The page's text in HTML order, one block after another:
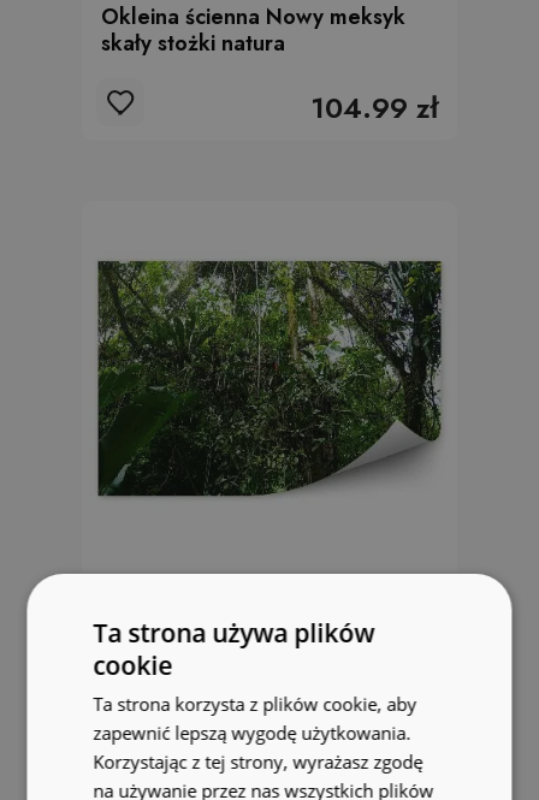
Okleina ścienna Nowy meksyk
skały stożki natura
104.99 zł
roślinność zieleń
104.99 zł
Ta strona używa plików
cookie
Ta strona korzysta z plików cookie, aby
zapewnić lepszą wygodę użytkowania.
Korzystając z tej strony, wyrażasz zgodę
na używanie przez nas wszystkich plików